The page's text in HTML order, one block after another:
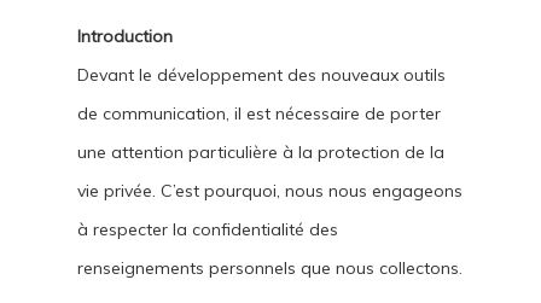
Introduction
Devant le développement des nouveaux outils
de communication, il est nécessaire de porter
une attention particulière à la protection de la
vie privée. C’est pourquoi, nous nous engageons
à respecter la confidentialité des
renseignements personnels que nous collectons.